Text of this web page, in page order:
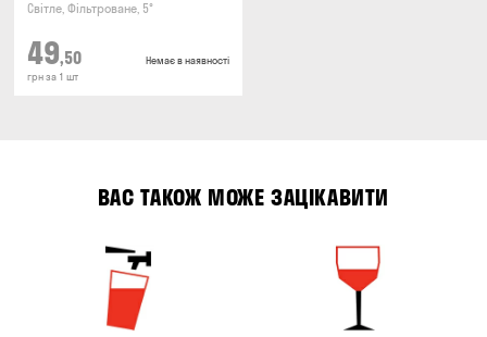
Світле, Фільтроване, 5°
49,50
грн за 1 шт
Немає в наявності
ВАС ТАКОЖ МОЖЕ ЗАЦІКАВИТИ